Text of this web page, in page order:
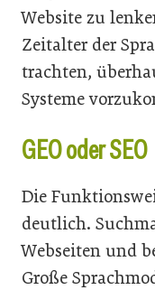
Website zu
Zeitalter der
trachten,
Systeme
GEO oder SEO
Die
deutlich.
Webseiten und
Große